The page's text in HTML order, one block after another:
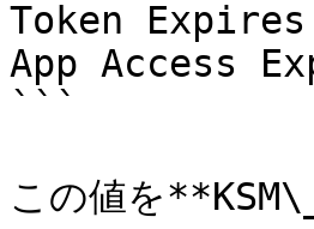
Token
App Access
```
この値を